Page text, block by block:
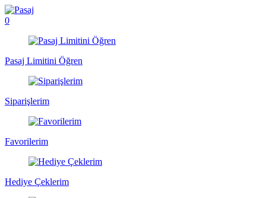
0
Pasaj Limitini Öğren
Siparişlerim
Favorilerim
Hediye Çeklerim